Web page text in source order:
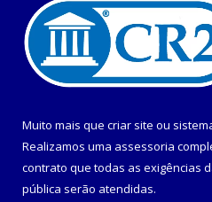
Muito mais que criar site ou
Realizamos uma assessoria
contrato que todas as exigências
pública serão atendidas.